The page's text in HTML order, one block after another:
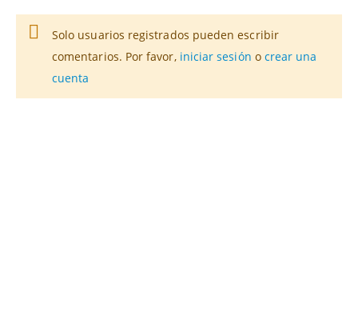
Solo usuarios registrados pueden escribir
comentarios. Por favor, iniciar sesión o crear una
cuenta